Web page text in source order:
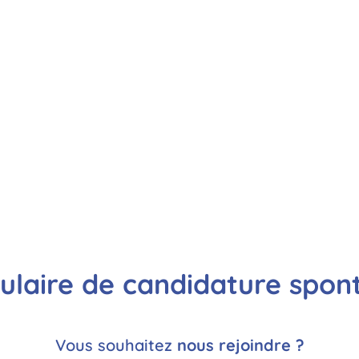
de candidature
Vous souhaitez nous rejoindre ?